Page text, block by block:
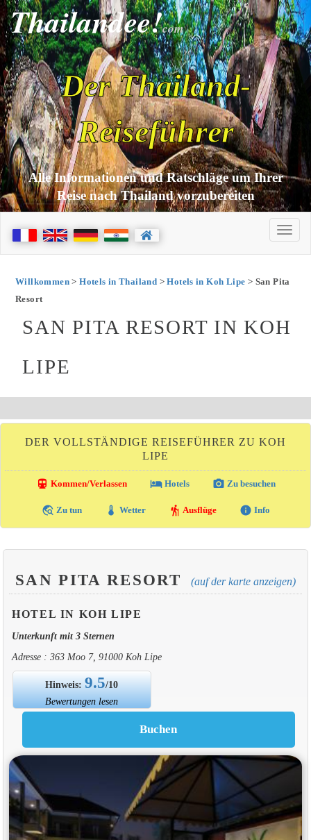
Thailandee!com
Der Thailand-
Reiseführer
Alle Informationen und Ratschläge um Ihrer
Reise nach Thailand vorzubereiten
Willkommen>Hotels in Thailand >Hotels in Koh Lipe > San Pita
Resort
SAN PITA RESORT IN KOH
LIPE
DER VOLLSTÄNDIGE REISEFÜHRER ZU KOH
LIPE
directions_transit Kommen/Verlassen local_hotelHotels photo_camera Zu besuchen
travel_explore Zu tun thermostat Wetter hiking Ausflüge info Info
SAN PITA RESORT (auf der karte anzeigen)
HOTEL IN KOH LIPE
Unterkunft mit 3 Sternen
Adresse : 363 Moo 7, 91000 Koh Lipe
Hinweis:9.5/10
Bewertungen lesen